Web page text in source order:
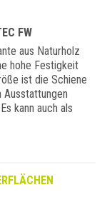
FW
aus Naturholz
hohe Festigkeit
ist die Schiene
Ausstattungen
kann auch als